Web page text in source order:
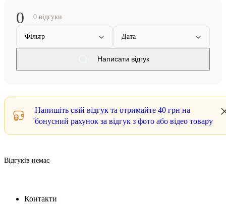
0 0 відгуки
Фільтр Дата
Написати відгук
Напишіть свій відгук та отримайте 40 грн на
бонусний рахунок за відгук з фото або відео товару
Відгуків немає
Контакти